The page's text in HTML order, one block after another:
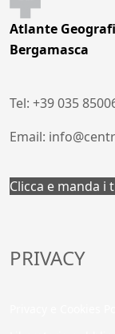
Atlante
Bergamasca
Tel: +39 035
Email:
Clicca e manda
PRIVACY